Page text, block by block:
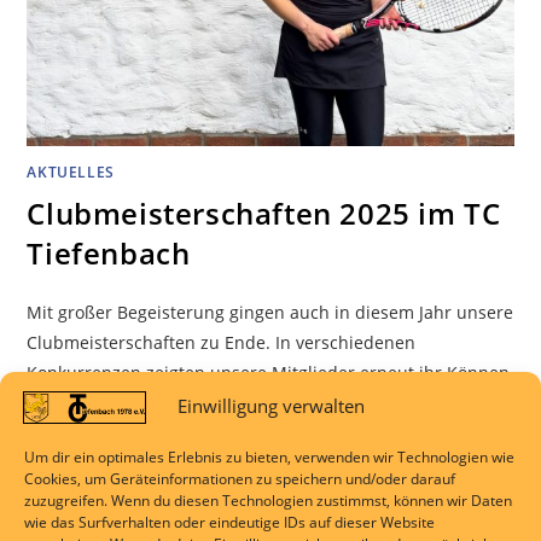
Einwilligung verwalten
Um dir ein optimales Erlebnis zu bieten, verwenden wir Technologien wie
Cookies, um Geräteinformationen zu speichern und/oder darauf
zuzugreifen. Wenn du diesen Technologien zustimmst, können wir Daten
wie das Surfverhalten oder eindeutige IDs auf dieser Website
AKTUELLES
Clubmeisterschaften 2025 im TC
Tiefenbach
Mit großer Begeisterung gingen auch in diesem Jahr unsere
Clubmeisterschaften zu Ende. In verschiedenen
Konkurrenzen zeigten unsere Mitglieder erneut ihr Können,
ihre Leidenschaft für den Tennissport und ihren starken
spannenden Doppelbegegnungen, auf unseren Plätzen war
an den Finaltagen großartige Stimmung geboten.In den
klassischen KO-Runden…